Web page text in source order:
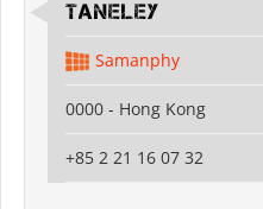
Taneley
Samanphy
0000 - Hong Kong
+85 2 21 16 07 32